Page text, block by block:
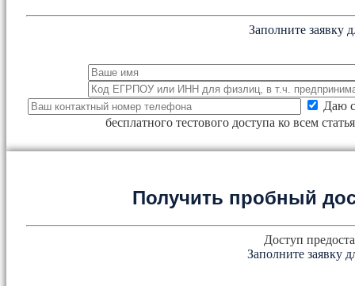
Заполните заявку
Даю
бесплатного тестового доступа ко всем
Получить пробный
Доступ
Заполните заявку